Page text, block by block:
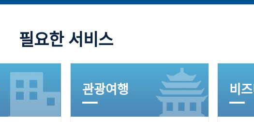
필요한 서비스
관광여행 비